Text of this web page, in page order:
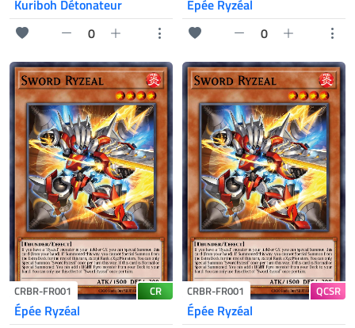
Kuriboh Détonateur
0
Épée Ryzéal
0
CRBR-FR001 CR
Épée Ryzéal
CRBR-FR001 QCSR
Épée Ryzéal